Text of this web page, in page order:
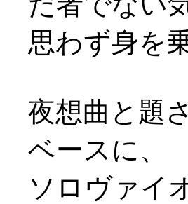
思わず身を
夜想曲と題
ベースに、
ソロヴァイ